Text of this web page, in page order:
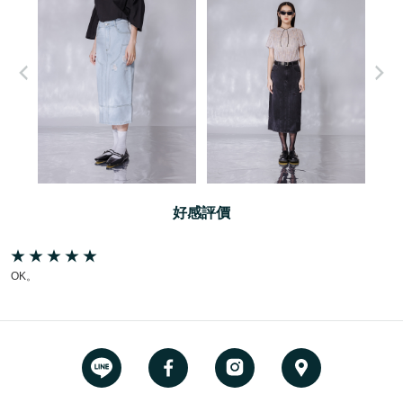
好感評價
OK。